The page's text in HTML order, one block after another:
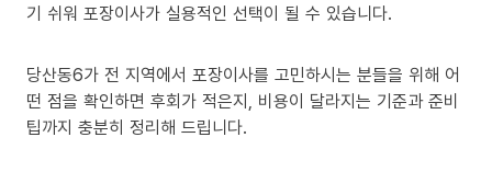
기 쉬워 포장이사가 실용적인 선택이 될 수 있습니다.
당산동6가 전 지역에서 포장이사를 고민하시는 분들을 위해 어
떤 점을 확인하면 후회가 적은지, 비용이 달라지는 기준과 준비
팁까지 충분히 정리해 드립니다.